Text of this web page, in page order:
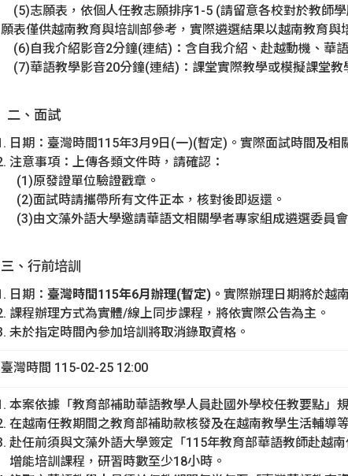
(5)志願表，依個人任教志願排序1-5 (請留意各校對於教師
願表僅供越南教育與培訓部參考，實際遴選結果以越南教育
(6)自我介紹影音2分鐘(連結)：含自我介紹、赴越動機、華
(7)華語教學影音20分鐘(連結)：課堂實際教學或模擬課堂
二、面試
日期：臺灣時間115年3月9日(一)(暫定)。實際面試時間及相
注意事項：上傳各類文件時，請確認：
(1)原發證單位驗證戳章。
(2)面試時請攜帶所有文件正本，核對後即返還。
(3)由文藻外語大學邀請華語文相關學者專家組成遴選委員會
三、行前培訓
日期： 臺灣時間115年6月辦理(暫定) 。 實際辦理日期將於越
課程辦理方式為實體/線上同步課程，將依實際公告為主。
未於指定時間內參加培訓將取消錄取資格。
臺灣時間 115-02-25 12:00
本案依據「教育部補助華語教學人員赴國外學校任教要點」
在越南任教期間之教育部補助款核發及在越南教學生活輔導
赴任前須與文藻外語大學簽定「115年教育部華語教師赴越
增能培訓課程，研習時數至少18小時。